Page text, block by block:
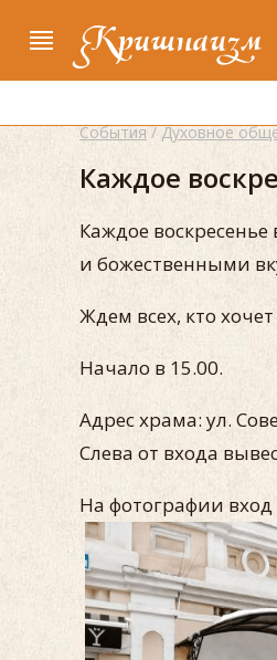
Кришнаизм
События/Духовное
Каждое
Каждое
и божественными
Ждем всех, кто
Начало в 15.00.
Адрес храма: ул.
Слева от входа
На фотографии вход